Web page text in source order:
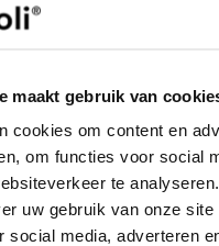
maakt gebruik van
cookies om content en
om functies voor social
te
uw gebruik van onze site
social media, adverteren
op in ons
een jaar na
is een vergunning
Financiële
jouw klacht niet tot
opgelost, dan kun je
(www.kifid.nl).